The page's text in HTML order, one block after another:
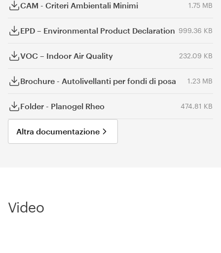
CAM - Criteri Ambientali Minimi 1.75 MB
EPD – Environmental Product Declaration 999.36 KB
VOC – Indoor Air Quality 232.09 KB
Brochure - Autolivellanti per fondi di posa 1.23 MB
Folder - Planogel Rheo 474.81 KB
Altra documentazione
Video